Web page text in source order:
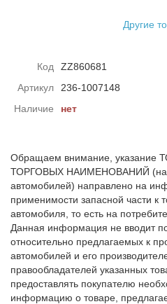
Другие
Код
ZZ860681
Артикул
236-1007148
Наличие
нет
Обращаем внимание,
ТОРГОВЫХ НАИМЕНОВАНИЙ
автомобилей) направлено на
применимости запасной части к
автомобиля, то есть на
Данная информация не вводит
относительно предлагаемых к
автомобилей и его
правообладателей указанных
предоставлять покупателю
информацию о товаре,